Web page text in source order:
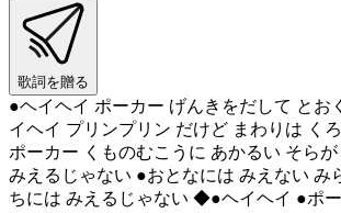
歌詞を贈る
●ヘイヘイ ポーカー げんきをだして と
イヘイ プリンプリン だけど まわりは く
ポーカー くものむこうに あかるい そら
みえるじゃない ●おとなには みえない み
ちには みえるじゃない ◆●ヘイヘイ ●ポ